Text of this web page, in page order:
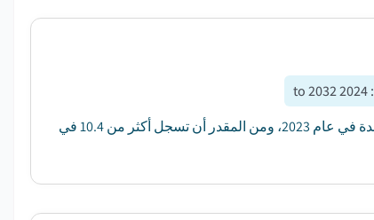
:
2024 to 2032
التلفزيون الخارجي وبلغت قيمة السوق 349 مليون دولار من دولارات الولايات المتحدة في عام 2023، ومن المقدر أن تسجل أكثر من 10.4 في